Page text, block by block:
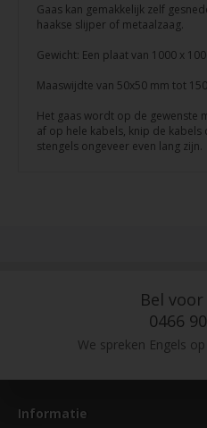
Gaas kan gemakkelijk zelf
haakse slijper of metaalzaag.
Gewicht: Een plaat van 1000 x
Maaswijdte van 50x50 mm tot
Het gaas wordt op de gewenste
af op hele kabels, knip de
stengels ongeveer even lang zijn.
Bel
0466
We spreken Engels
Informatie